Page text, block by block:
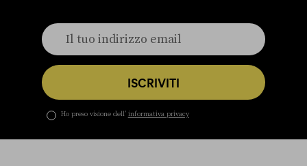
ISCRIVITI
Ho preso visione dell’ informativa privacy